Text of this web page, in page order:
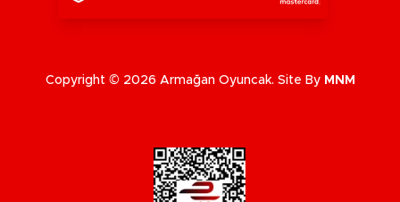
Copyright © 2026 Armağan Oyuncak. Site By MNM